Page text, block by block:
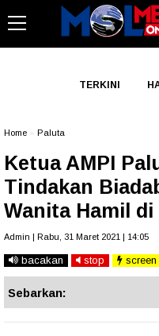
TERKINI
Home Paluta
Ketua AMPI
Tindakan
Wanita Hamil
Admin | Rabu, 31 Maret 2021 | 14:05
bacakan stop screen
Sebarkan: